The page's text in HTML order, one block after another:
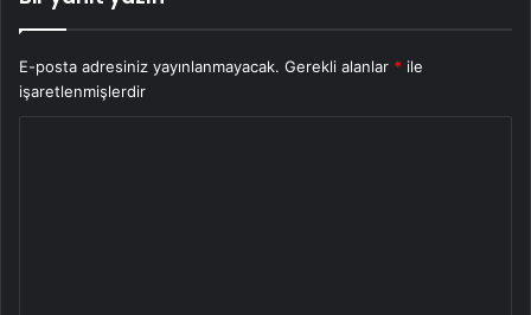
E-posta adresiniz yayınlanmayacak. Gerekli alanlar * ile
işaretlenmişlerdir